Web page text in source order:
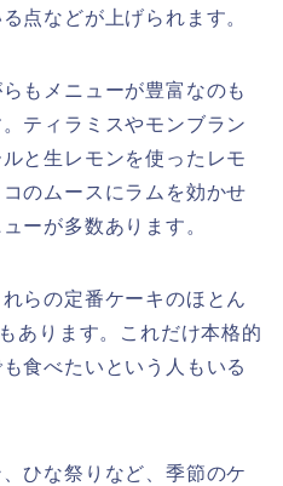
点などが上げられます。
もメニューが豊富なのも
ティラミスやモンブラン
と生レモンを使ったレモ
のムースにラムを効かせ
ーが多数あります。
らの定番ケーキのほとん
あります。これだけ本格的
食べたいという人もいる
ひな祭りなど、季節のケ